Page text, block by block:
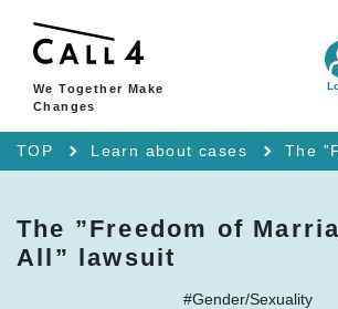
We Together Make
Changes
TOP Learn about cases
The ”Freedom of
All” lawsuit
#Gender/Sexuality